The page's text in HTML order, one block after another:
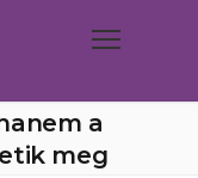
a
meg